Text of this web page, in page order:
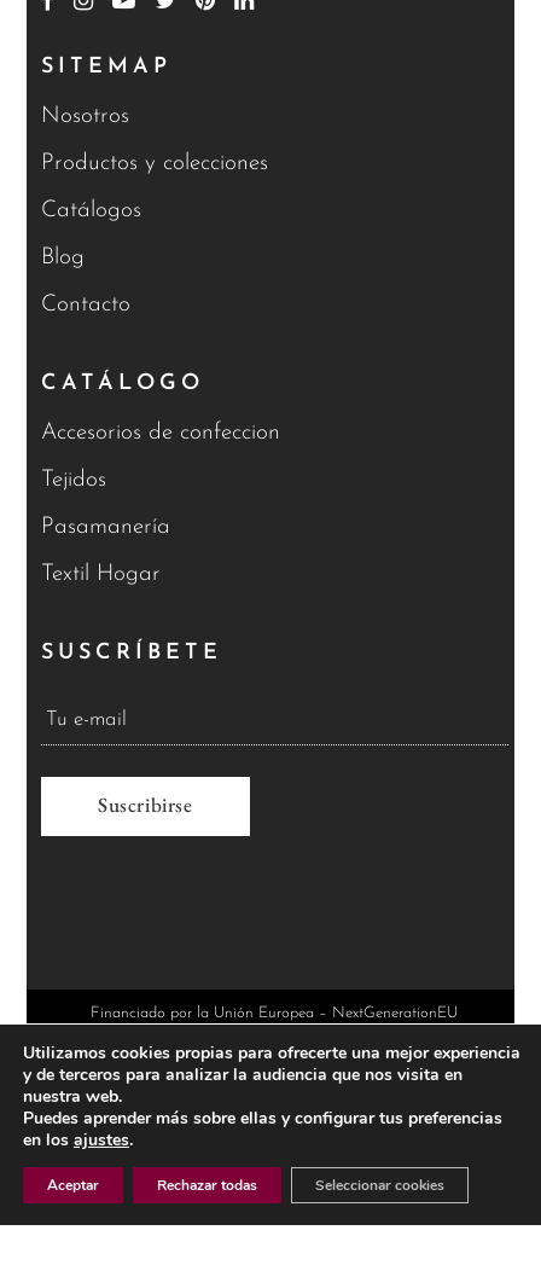
SITEMAP
Nosotros
Productos y colecciones
Catálogos
Blog
Contacto
CATÁLOGO
Accesorios de confeccion
Tejidos
Pasamanería
Textil Hogar
SUSCRÍBETE
n
a
t
Financiado por la Unión Europea – NextGenerationEU
Utilizamos cookies propias para ofrecerte una mejor experiencia
y de terceros para analizar la audiencia que nos visita en
nuestra web.
Puedes aprender más sobre ellas y configurar tus preferencias
en los ajustes.
Aceptar Rechazar todas Seleccionar cookies